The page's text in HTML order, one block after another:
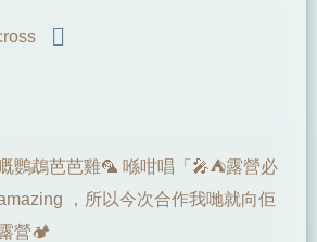
鸚鵡芭芭雞🦜 喺咁唱「🎤⛺️露營必
，所以今次合作我哋就向佢
營🏕️